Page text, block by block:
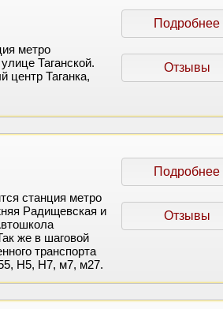
метро
Таганской.
центр Таганка,
Подробнее
Отзывы
станция метро
Радищевская и
же в шаговой
транспорта
Н5, Н7, м7, м27.
Подробнее
Отзывы